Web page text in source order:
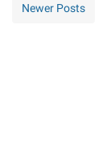
Newer Posts